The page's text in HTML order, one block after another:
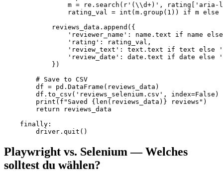
m = re.search(r'(\\d+)', rating['aria-
rating_val = int(m.group(1)) if m else
            reviews_data.append({
'reviewer_name': name.text if name
                'rating': rating_val,
'review_text': text.text if text else
'review_date': date.text if date else
            })
        # Save to CSV
        df = pd.DataFrame(reviews_data)
        df.to_csv('reviews_selenium.csv', index=False)
        print(f"Saved {len(reviews_data)} reviews")
        return reviews_data
    finally:
        driver.quit()
Playwright vs. Selenium — Welches
solltest du wählen?